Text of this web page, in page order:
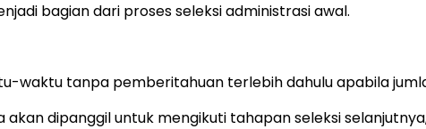
bagian dari proses seleksi administrasi awal.
waktu tanpa pemberitahuan terlebih dahulu apabila
dipanggil untuk mengikuti tahapan seleksi